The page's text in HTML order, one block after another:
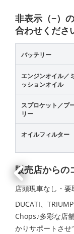
非表示（−）
合わせくださ
バッテリー
エンジンオイル／ミ
ッションオイル
スプロケット／プ
リー
オイルフィルター
販売店からの
店頭現車なし・要
DUCATI、
Chops♪多彩な店
かりサポートさ